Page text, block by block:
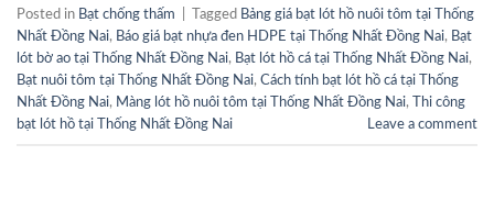
Posted in Bạt chống thấm Tagged Bảng giá bạt lót hồ nuôi tôm tại Thống
Nhất Đồng Nai, Báo giá bạt nhựa đen HDPE tại Thống Nhất Đồng Nai, Bạt
lót bờ ao tại Thống Nhất Đồng Nai, Bạt lót hồ cá tại Thống Nhất Đồng Nai,
Bạt nuôi tôm tại Thống Nhất Đồng Nai, Cách tính bạt lót hồ cá tại Thống
Nhất Đồng Nai, Màng lót hồ nuôi tôm tại Thống Nhất Đồng Nai,
Thi công
bạt lót hồ tại Thống Nhất Đồng Nai
Leave a comment